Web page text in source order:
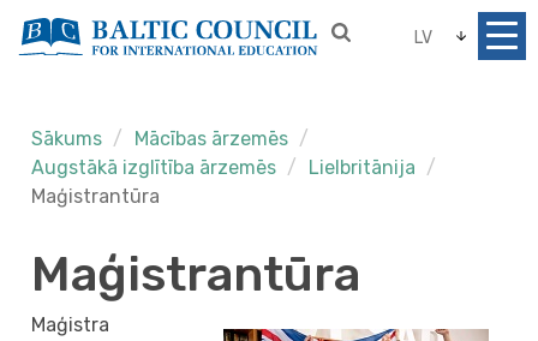
LV
Sākums
Mācības ārzemēs
Augstākā izglītība ārzemēs
Lielbritānija
Maģistrantūra
Maģistrantūra
Maģistra